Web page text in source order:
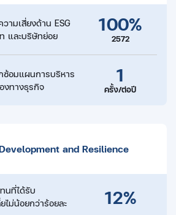
ามเสี่ยงด้าน ESG
และบริษัทย่อย 100%
2572
ซ้อมแผนการบริหาร
งทางธุรกิจ
1
ครั้ง/ต่อปี
and Resilience
นที่ได้รับ
ไม่น้อยกว่าร้อยละ
12%